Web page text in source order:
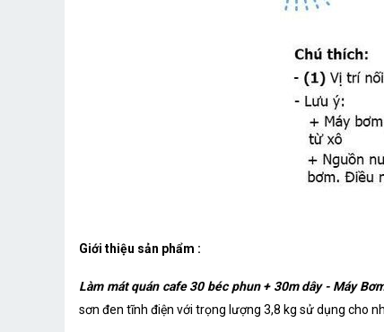
Giới thiệu sản phẩm :
Làm mát quán cafe 30 béc phun + 30m dây - Máy
sơn đen tĩnh điện với trọng lượng 3,8 kg sử dụng cho